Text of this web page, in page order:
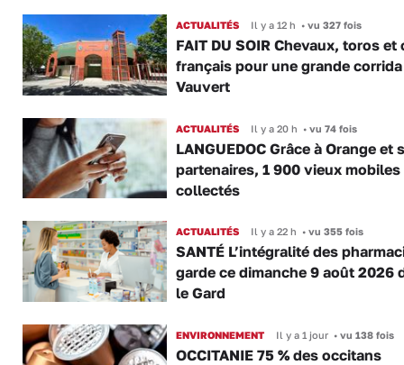
ACTUALITÉS Il y a 12 h •vu 327 fois
FAIT DU SOIR Chevaux, toros et
français pour une grande corrida
Vauvert
ACTUALITÉS Il y a 20 h •vu 74 fois
LANGUEDOC Grâce à Orange et
partenaires, 1 900 vieux mobiles
collectés
ACTUALITÉS Il y a 22 h •vu 355 fois
SANTÉ L’intégralité des
garde ce dimanche 9 août 2026
le Gard
ENVIRONNEMENT Il y a 1 jour •vu 138 fois
OCCITANIE 75 % des occitans